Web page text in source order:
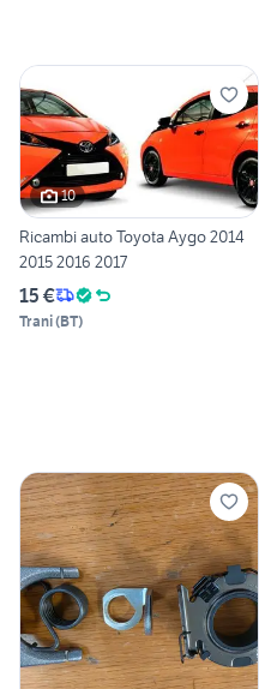
10
Ricambi auto Toyota Aygo 2014
2015 2016 2017
15 €
Trani(BT)